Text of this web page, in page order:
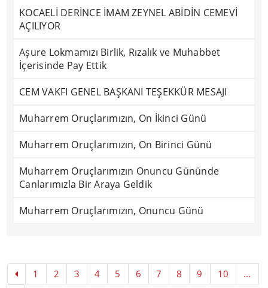
KOCAELİ DERİNCE İMAM ZEYNEL ABİDİN CEMEVİ
AÇILIYOR
Aşure Lokmamızı Birlik, Rızalık ve Muhabbet
İçerisinde Pay Ettik
CEM VAKFI GENEL BAŞKANI TEŞEKKÜR MESAJI
Muharrem Oruçlarımızın, On İkinci Günü
Muharrem Oruçlarımızın, On Birinci Günü
Muharrem Oruçlarımızın Onuncu Gününde
Canlarımızla Bir Araya Geldik
Muharrem Oruçlarımızın, Onuncu Günü
1 2 3 4 5 6 7 8 9 10 ...